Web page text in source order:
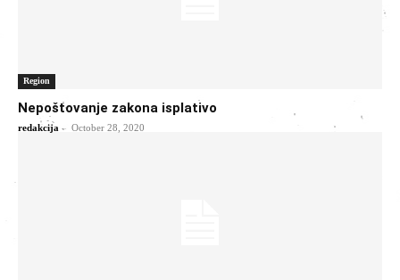
Region
Nepoštovanje zakona isplativo
redakcija - October 28, 2020